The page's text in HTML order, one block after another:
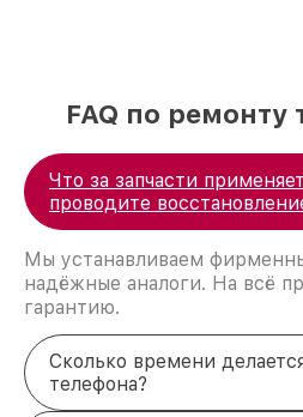
FAQ по ремонту
Что за запчасти
проводите
Мы устанавливаем
надёжные аналоги. На всё
гарантию.
Сколько времени
телефона?